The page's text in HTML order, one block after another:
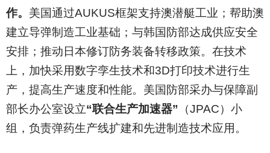
作。 美国通过AUKUS框架支持澳潜艇工业；帮助澳
建立导弹制造工业基础；与韩国防部达成供应安全
安排；推动日本修订防务装备转移政策。在技术
上，加快采用数字孪生技术和3D打印技术进行生
产，提高生产速度和性能。美国防部采办与保障副
部长办公室设立“联合生产加速器” （JPAC）小
组，负责弹药生产线扩建和先进制造技术应用。